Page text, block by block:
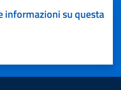
informazioni su questa
su 5
5